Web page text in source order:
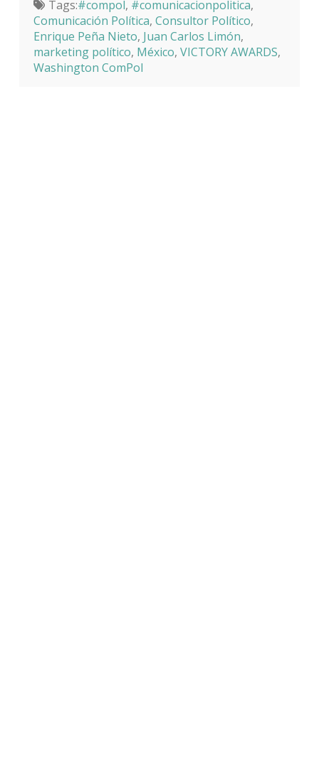
Tags:#compol, #comunicacionpolitica,
Comunicación Política, Consultor Político,
Enrique Peña Nieto, Juan Carlos Limón,
marketing político, México, VICTORY AWARDS,
Washington ComPol